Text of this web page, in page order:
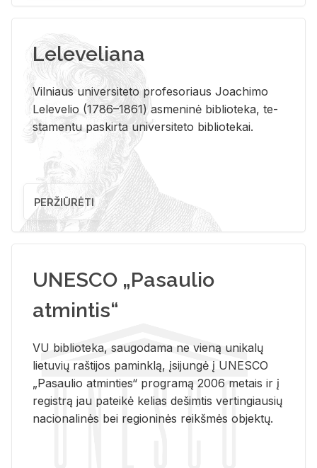
Leleveliana
Vil­niaus uni­ver­si­te­to pro­fe­so­riaus Jo­a­chi­mo
Le­le­ve­lio (1786–1861) as­me­ni­nė bi­b­lio­te­ka, te­
sta­men­tu pa­skir­ta uni­ver­si­te­to bi­b­lio­te­kai.
PERŽIŪRĖTI
UNESCO „Pasaulio
atmintis“
VU biblioteka, saugodama ne vieną unikalų
lietuvių raštijos paminklą, įsijungė į UNESCO
„Pasaulio atminties“ programą 2006 metais ir į
registrą jau pateikė kelias dešimtis vertingiausių
nacionalinės bei regioninės reikšmės objektų.